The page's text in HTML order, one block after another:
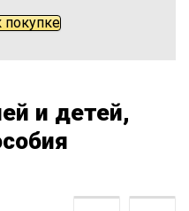
покупке
и детей,